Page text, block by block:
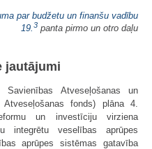
par budžetu un finanšu vadību
19.3 panta pirmo un otro daļu
jautājumi
Atveseļošanas un
fonds) plāna 4.
un investīciju virziena
integrētu veselības aprūpes
aprūpes sistēmas gatavība